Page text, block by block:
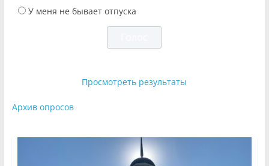
У меня не бывает отпуска
Просмотреть результаты
Архив опросов